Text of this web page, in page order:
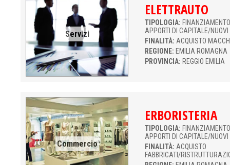
Servizi
ELETTRAUTO
TIPOLOGIA:
APPORTI DI CAPITALE/NUOVI
FINALITÀ: ACQUISTO
REGIONE: EMILIA ROMAGNA
PROVINCIA: REGGIO EMILIA
Commercio
ERBORISTERIA
TIPOLOGIA:
APPORTI DI CAPITALE/NUOVI
FINALITÀ: ACQUISTO
FABBRICATI/